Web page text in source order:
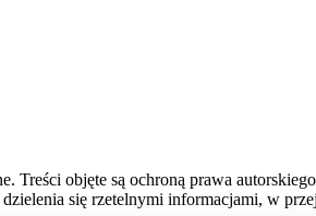
objęte są ochroną prawa
się rzetelnymi informacjami, w